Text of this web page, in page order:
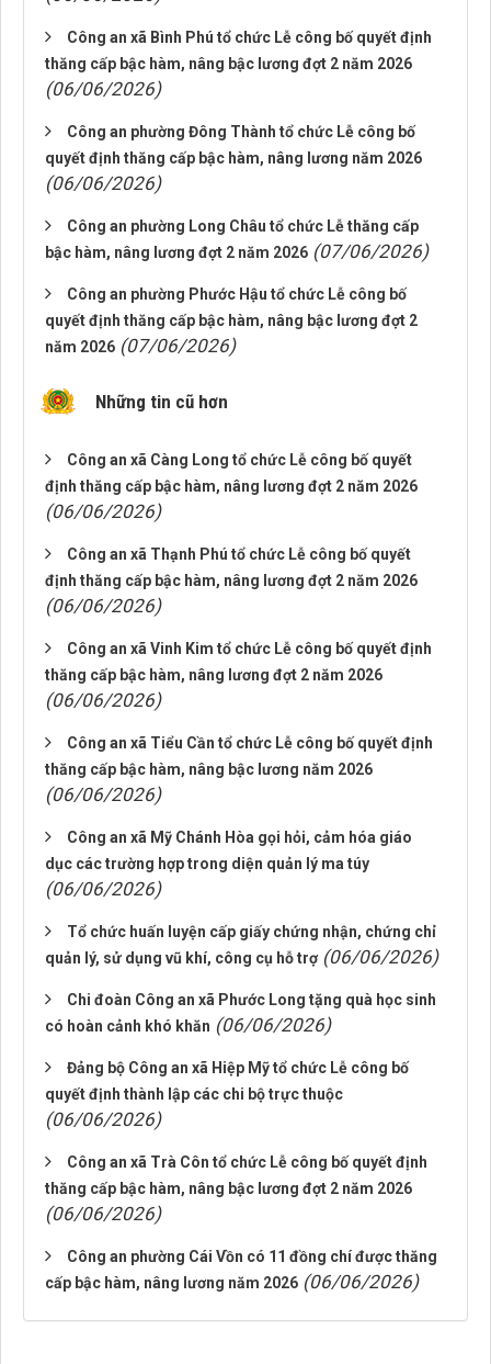
Công an xã Bình Phú tổ chức Lễ công bố quyết định
thăng cấp bậc hàm, nâng bậc lương đợt 2 năm 2026
(06/06/2026)
Công an phường Đông Thành tổ chức Lễ công bố
quyết định thăng cấp bậc hàm, nâng lương năm 2026
(06/06/2026)
Công an phường Long Châu tổ chức Lễ thăng cấp
bậc hàm, nâng lương đợt 2 năm 2026 (07/06/2026)
Công an phường Phước Hậu tổ chức Lễ công bố
quyết định thăng cấp bậc hàm, nâng bậc lương đợt 2
năm 2026 (07/06/2026)
Những tin cũ hơn
Công an xã Càng Long tổ chức Lễ công bố quyết
định thăng cấp bậc hàm, nâng lương đợt 2 năm 2026
(06/06/2026)
Công an xã Thạnh Phú tổ chức Lễ công bố quyết
định thăng cấp bậc hàm, nâng lương đợt 2 năm 2026
(06/06/2026)
Công an xã Vinh Kim tổ chức Lễ công bố quyết định
thăng cấp bậc hàm, nâng lương đợt 2 năm 2026
(06/06/2026)
Công an xã Tiểu Cần tổ chức Lễ công bố quyết định
thăng cấp bậc hàm, nâng bậc lương năm 2026
(06/06/2026)
Công an xã Mỹ Chánh Hòa gọi hỏi, cảm hóa giáo
dục các trường hợp trong diện quản lý ma túy
(06/06/2026)
Tổ chức huấn luyện cấp giấy chứng nhận, chứng chỉ
quản lý, sử dụng vũ khí, công cụ hỗ trợ (06/06/2026)
Chi đoàn Công an xã Phước Long tặng quà học sinh
có hoàn cảnh khó khăn (06/06/2026)
Đảng bộ Công an xã Hiệp Mỹ tổ chức Lễ công bố
quyết định thành lập các chi bộ trực thuộc
(06/06/2026)
Công an xã Trà Côn tổ chức Lễ công bố quyết định
thăng cấp bậc hàm, nâng bậc lương đợt 2 năm 2026
(06/06/2026)
Công an phường Cái Vồn có 11 đồng chí được thăng
cấp bậc hàm, nâng lương năm 2026 (06/06/2026)